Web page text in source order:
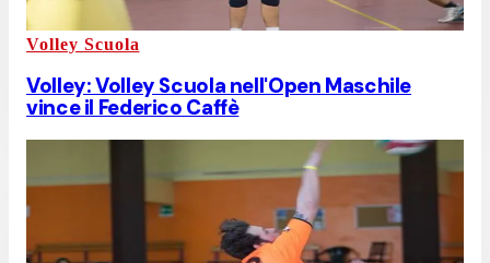
Volley Scuola
Volley: Volley Scuola nell'Open Maschile
vince il Federico Caffè